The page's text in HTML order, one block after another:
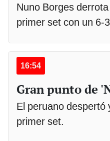
Nuno Borges
primer set con un 6-
16:54
Gran punto de
El peruano despertó
primer set.